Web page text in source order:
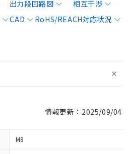
出力段回路図
相互干渉
CAD
RoHS/REACH対応状況
情報更新：2025/09/04
M8